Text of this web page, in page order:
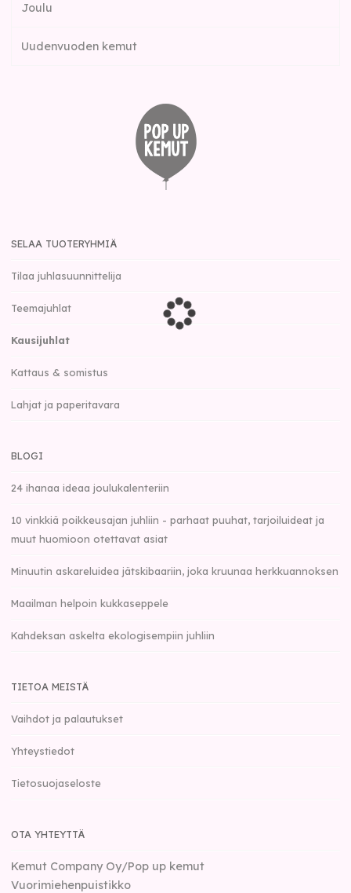
Joulu
Uudenvuoden kemut
SELAA TUOTERYHMIÄ
Tilaa juhlasuunnittelija
Teemajuhlat
Kausijuhlat
Kattaus & somistus
Lahjat ja paperitavara
BLOGI
24 ihanaa ideaa joulukalenteriin
10 vinkkiä poikkeusajan juhliin - parhaat puuhat, tarjoiluideat ja
muut huomioon otettavat asiat
Minuutin askareluidea jätskibaariin, joka kruunaa herkkuannoksen
Maailman helpoin kukkaseppele
Kahdeksan askelta ekologisempiin juhliin
TIETOA MEISTÄ
Vaihdot ja palautukset
Yhteystiedot
Tietosuojaseloste
OTA YHTEYTTÄ
Kemut Company Oy/Pop up kemut
Vuorimiehenpuistikko